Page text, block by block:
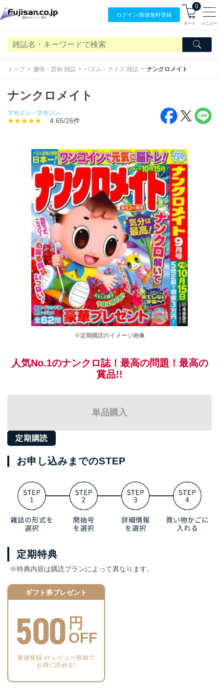
ログイン/新規無料登録
0
カート メニュー
トップ 趣味・芸術 雑誌 パズル・クイズ 雑誌 ナンクロメイト
ナンクロメイト
マガジン・マガジン
★★★★★ 4.65/26件
※定期購読のイメージ画像
人気No.1のナンクロ誌！最高の問題！最高の
賞品!!
単品購入
定期購読
お申し込みまでのSTEP
定期特典
※特典内容は購読プランによって異なります。
ギフト券プレゼント
500 円
OFF
新規登録 or レビュー投稿で
お得に読める!